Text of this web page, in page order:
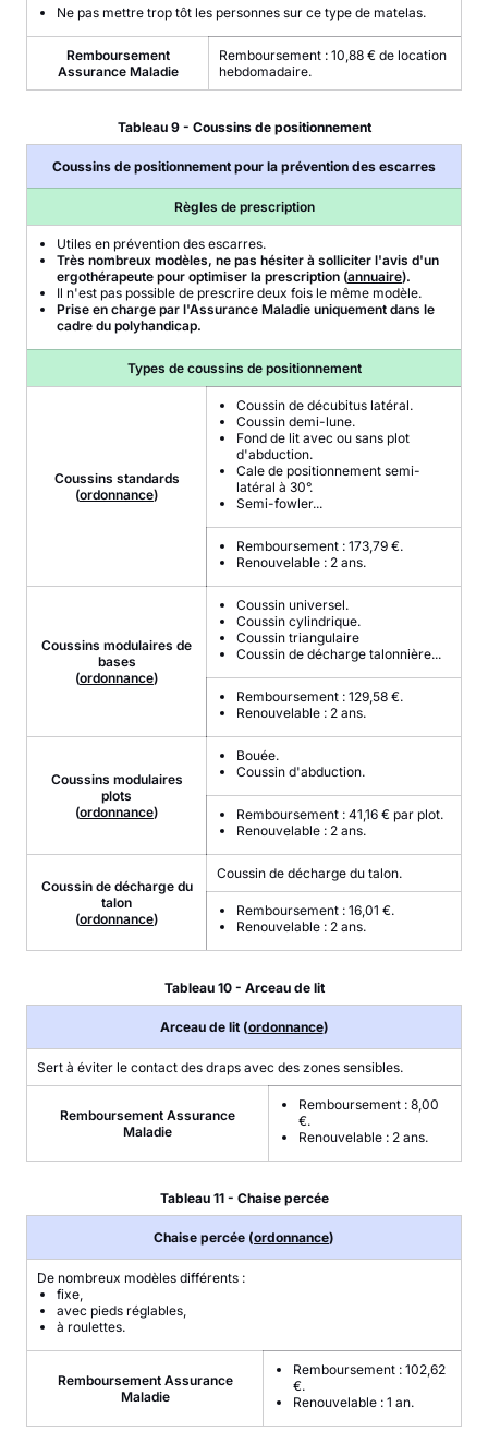
Ne pas mettre trop tôt les personnes sur ce type de matelas.
Remboursement
Assurance Maladie
Remboursement : 10,88 € de location
hebdomadaire.
Tableau 9 - Coussins de positionnement
Coussins de positionnement pour la prévention des escarres
Règles de prescription
Utiles en prévention des escarres.
Très nombreux modèles, ne pas hésiter à solliciter l'avis d'un
ergothérapeute pour optimiser la prescription (annuaire).
Il n'est pas possible de prescrire deux fois le même modèle.
Prise en charge par l'Assurance Maladie uniquement dans le
cadre du polyhandicap.
Types de coussins de positionnement
Coussins standards
(ordonnance)
Coussin de décubitus latéral.
Coussin demi-lune.
Fond de lit avec ou sans plot
d'abduction.
Cale de positionnement semi-
latéral à 30°.
Semi-fowler...
Remboursement : 173,79 €.
Renouvelable : 2 ans.
Coussins modulaires de
bases
(ordonnance)
Coussin universel.
Coussin cylindrique.
Coussin triangulaire
Coussin de décharge talonnière...
Remboursement : 129,58 €.
Renouvelable : 2 ans.
Coussins modulaires
plots
(ordonnance)
Bouée.
Coussin d'abduction.
Remboursement : 41,16 € par plot.
Renouvelable : 2 ans.
Coussin de décharge du
talon
(ordonnance)
Coussin de décharge du talon.
Remboursement : 16,01 €.
Renouvelable : 2 ans.
Tableau 10 - Arceau de lit
Arceau de lit (ordonnance)
Sert à éviter le contact des draps avec des zones sensibles.
Remboursement Assurance
Maladie
Remboursement : 8,00
€.
Renouvelable : 2 ans.
Tableau 11 - Chaise percée
Chaise percée (ordonnance)
De nombreux modèles différents :
fixe,
avec pieds réglables,
à roulettes.
Remboursement Assurance
Maladie
Remboursement : 102,62
€.
Renouvelable : 1 an.